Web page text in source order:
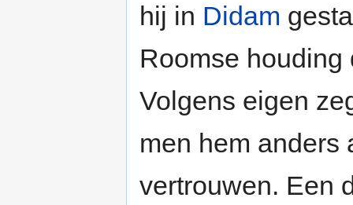
hij in Didam
Roomse houding
Volgens eigen
men hem anders
vertrouwen. Een